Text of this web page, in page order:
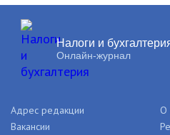
Налоги и
Онлайн-журнал
Адрес редакции
О
Вакансии